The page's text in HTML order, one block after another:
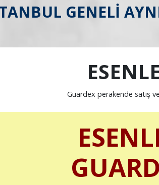
GENELİ
Guardex perakende satış